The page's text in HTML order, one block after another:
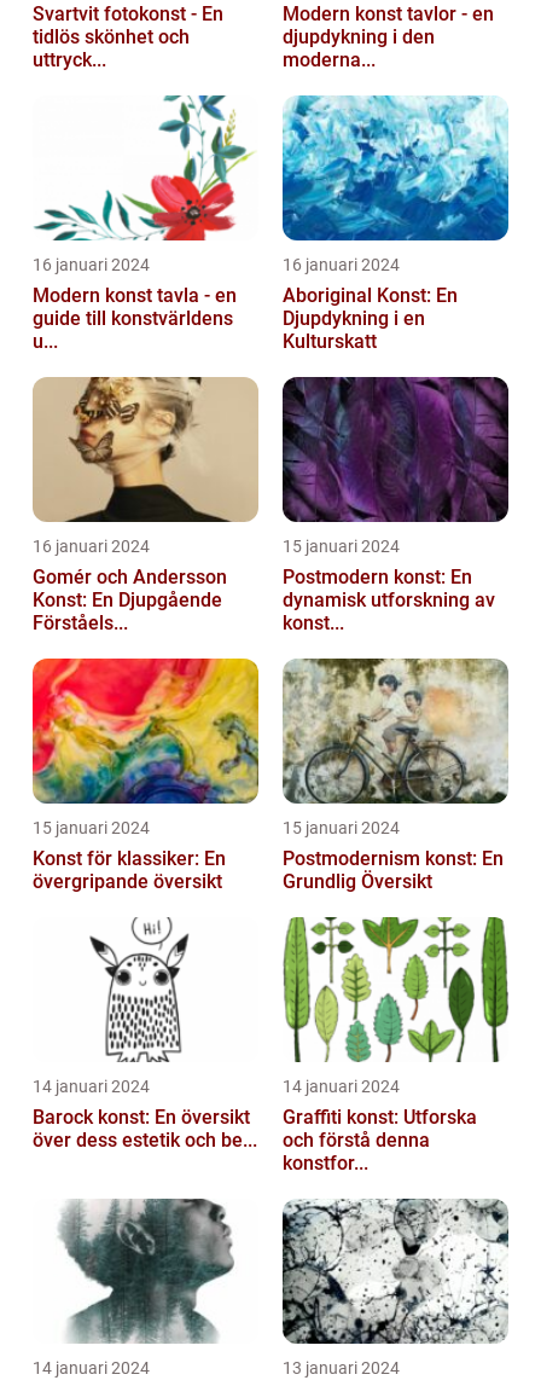
Svartvit fotokonst - En
tidlös skönhet och
uttryck...
Modern konst tavlor - en
djupdykning i den
moderna...
16 januari 2024
Modern konst tavla - en
guide till konstvärldens
u...
16 januari 2024
Aboriginal Konst: En
Djupdykning i en
Kulturskatt
16 januari 2024
Gomér och Andersson
Konst: En Djupgående
Förståels...
15 januari 2024
Postmodern konst: En
dynamisk utforskning av
konst...
15 januari 2024
Konst för klassiker: En
övergripande översikt
15 januari 2024
Postmodernism konst: En
Grundlig Översikt
14 januari 2024
Barock konst: En översikt
över dess estetik och be...
14 januari 2024
Graffiti konst: Utforska
och förstå denna
konstfor...
14 januari 2024 13 januari 2024